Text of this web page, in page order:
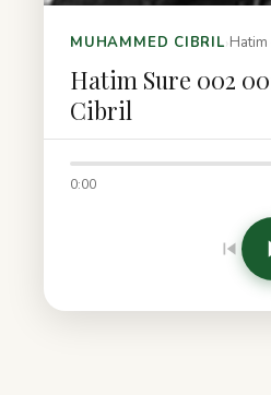
MUHAMMED CIBRIL›Hatim
Hatim Sure 002
Cibril
0:00